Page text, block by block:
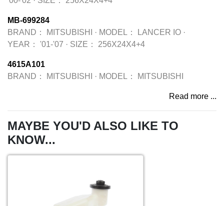
MB-699284
BRAND：
MITSUBISHI · MODEL： LANCER IO ·
YEAR：
'01-'07 · SIZE： 256X24X4+4
4615A101
BRAND：
MITSUBISHI · MODEL： MITSUBISHI
Read more ...
MAYBE YOU'D ALSO LIKE TO
KNOW...